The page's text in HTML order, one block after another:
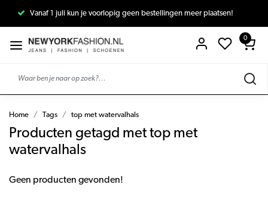
Vanaf 1 juli kun je voorlopig geen bestellingen meer plaatsen!
0
Home Tags top met watervalhals
Producten getagd met top met
watervalhals
Geen producten gevonden!